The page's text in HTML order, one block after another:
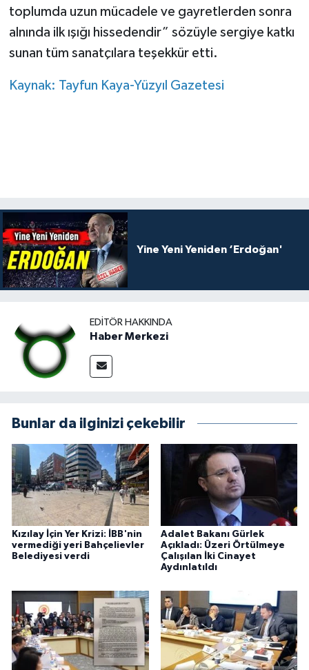
toplumda uzun mücadele ve gayretlerden sonra
alnında ilk ışığı hissedendir” sözüyle sergiye katkı
sunan tüm sanatçılara teşekkür etti.
Kaynak: Tayfun Kaya-Yüzyıl Gazetesi
Yine Yeni Yeniden ‘Erdoğan'
EDITÖR HAKKINDA
Haber Merkezi
Bunlar da ilginizi çekebilir
Kızılay İçin Yer Krizi: İBB'nin
vermediği yeri Bahçelievler
Belediyesi verdi
Adalet Bakanı Gürlek
Açıkladı: Üzeri Örtülmeye
Çalışılan İki Cinayet
Aydınlatıldı